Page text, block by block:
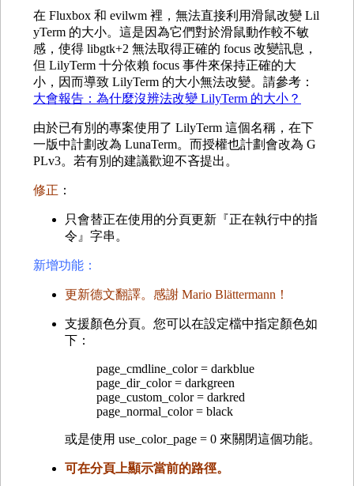
在 Fluxbox 和 evilwm 裡，無法直接利用滑鼠改變 Lil
yTerm 的大小。這是因為它們對於滑鼠動作較不敏
感，使得 libgtk+2 無法取得正確的 focus 改變訊息，
但 LilyTerm 十分依賴 focus 事件來保持正確的大
小，因而導致 LilyTerm 的大小無法改變。請參考：
大會報告：為什麼沒辨法改變 LilyTerm 的大小？
由於已有別的專案使用了 LilyTerm 這個名稱，在下
一版中計劃改為 LunaTerm。而授權也計劃會改為 G
PLv3。若有別的建議歡迎不吝提出。
修正 ：
只會替正在使用的分頁更新『正在執行中的指
令』字串。
新增功能：
更新德文翻譯。感謝 Mario Blättermann！
支援顏色分頁。您可以在設定檔中指定顏色如
下：
page_cmdline_color = darkblue
page_dir_color = darkgreen
page_custom_color = darkred
page_normal_color = black
或是使用 use_color_page = 0 來關閉這個功能。
可在分頁上顯示當前的路徑。